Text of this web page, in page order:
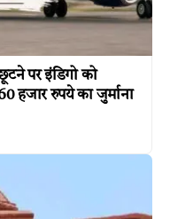
पर इंडिगो को
हजार रुपये का जुर्माना